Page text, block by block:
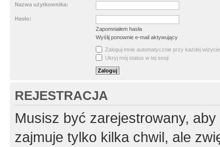
Nazwa użytkownika:
Hasło:
Zapomniałem hasła
Wyślij ponownie e-mail aktywujący
Zaloguj mnie automatycznie przy każdej wizycie
Ukryj mój status w tej sesji
REJESTRACJA
Musisz być zarejestrowany,
zajmuje tylko kilka chwil, ale